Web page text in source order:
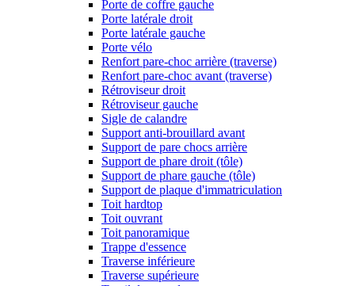
Porte de coffre gauche
Porte latérale droit
Porte latérale gauche
Porte vélo
Renfort pare-choc arrière (traverse)
Renfort pare-choc avant (traverse)
Rétroviseur droit
Rétroviseur gauche
Sigle de calandre
Support anti-brouillard avant
Support de pare chocs arrière
Support de phare droit (tôle)
Support de phare gauche (tôle)
Support de plaque d'immatriculation
Toit hardtop
Toit ouvrant
Toit panoramique
Trappe d'essence
Traverse inférieure
Traverse supérieure